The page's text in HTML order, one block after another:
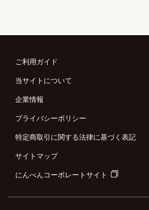
ご利用ガイド
当サイトについて
企業情報
プライバシーポリシー
特定商取引に関する法律に基づく表記
サイトマップ
にんべんコーポレートサイト